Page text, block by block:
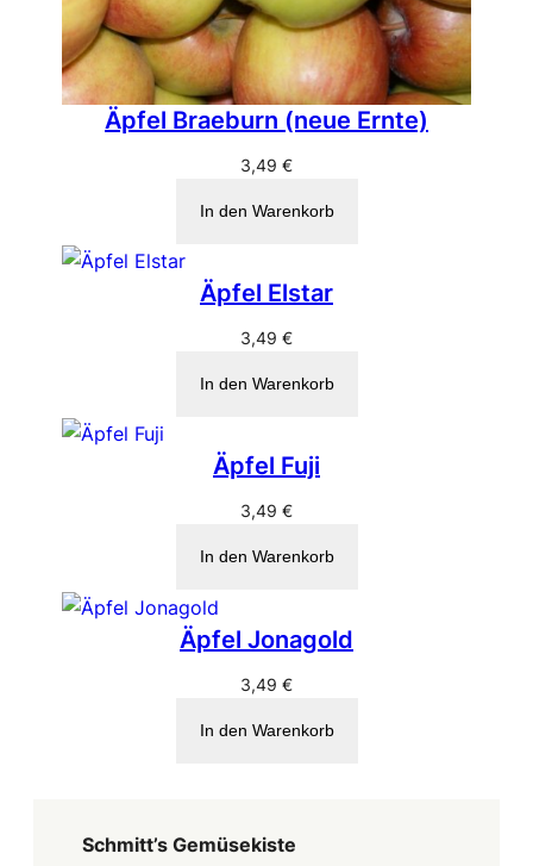
Äpfel Braeburn (neue Ernte)
3,49 €
In den Warenkorb
Äpfel Elstar
3,49 €
In den Warenkorb
Äpfel Fuji
3,49 €
In den Warenkorb
Äpfel Jonagold
3,49 €
In den Warenkorb
Schmitt’s Gemüsekiste